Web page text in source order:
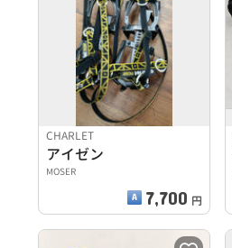
CHARLET
アイゼン
MOSER
7,700 円